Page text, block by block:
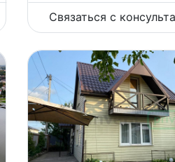
Связаться с